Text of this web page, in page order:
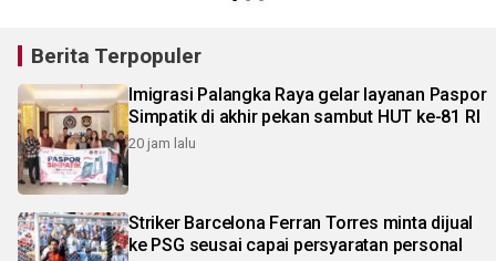
Berita Terpopuler
Imigrasi Palangka Raya gelar layanan Paspor
Simpatik di akhir pekan sambut HUT ke-81 RI
20 jam lalu
Striker Barcelona Ferran Torres minta dijual
ke PSG seusai capai persyaratan personal